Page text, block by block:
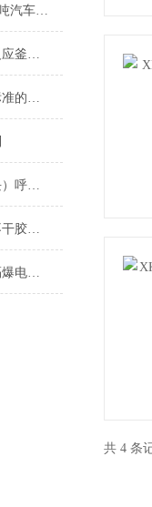
南岸120T汽车衡（东坡150吨汽车磅）武胜汽车衡维修
汾湖无人值守地磅（玻璃反应釜称重模块）平望无人值守汽车衡维修
电子磅秤按秤按结构分类标准的分类
奇台地磅（玛纳斯称重模块）呼图壁便携式汽车衡维修
无线便携式电子地磅（带不干胶打印汽车衡）接电脑电子地磅维修
阳曲电子防爆磅秤（小店隔爆电子秤）晋源无线称重模块维修
共 4 条